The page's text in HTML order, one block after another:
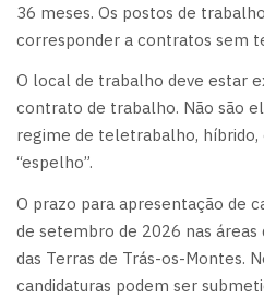
36 meses. Os postos de
corresponder a contratos sem
O local de trabalho deve estar
contrato de trabalho. Não são
regime de teletrabalho, híbrido,
“espelho”.
O prazo para apresentação de
de setembro de 2026 nas áreas
das Terras de Trás-os-Montes.
candidaturas podem ser